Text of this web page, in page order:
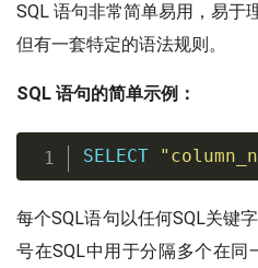
SQL 语句非常简单易用，易于
但有一套特定的语法规则。
SQL 语句的简单示例：
SELECT
每个SQL语句以任何SQL关键
号在SQL中用于分隔多个在同